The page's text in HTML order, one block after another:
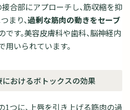
合部にアプローチし、筋収縮を抑
まり、過剰な筋肉の動きをセーブ
です。美容皮膚科や歯科、脳神経内
いられています。
おけるボトックスの効果
1つに、上唇を引き上げる筋肉の過